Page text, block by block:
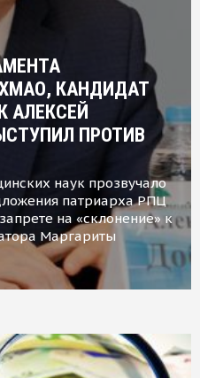
КАНДИДАТ
АЛЕКСЕЙ
ПРОТИВ
наук прозвучало
патриарха РПЦ
на «склонение» к
Маргариты